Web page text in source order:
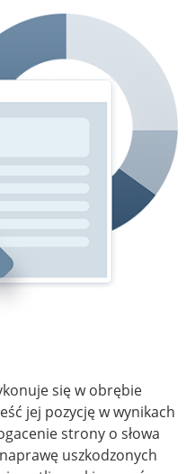
się w obrębie
jej pozycję w wynikach
strony o słowa
uszkodzonych